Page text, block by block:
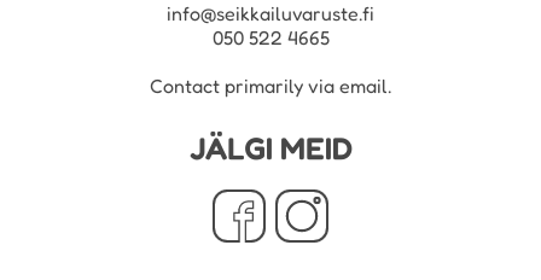
info@seikkailuvaruste.fi
050 522 4665
Contact primarily via email.
JÄLGI MEID